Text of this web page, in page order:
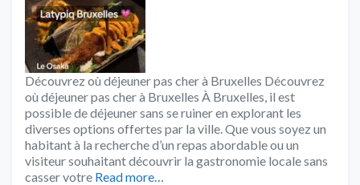
Découvrez où déjeuner pas cher à Bruxelles Découvrez
où déjeuner pas cher à Bruxelles À Bruxelles, il est
possible de déjeuner sans se ruiner en explorant les
diverses options offertes par la ville. Que vous soyez un
habitant à la recherche d’un repas abordable ou un
visiteur souhaitant découvrir la gastronomie locale sans
casser votre Read more…